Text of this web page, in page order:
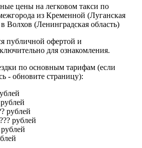
цены на легковом такси по
из Кременной (Луганская
Волхов (Ленинградская область)
публичной офертой и
для ознакомления.
по основным тарифам (если
- обновите страницу):
рублей
рублей
рублей